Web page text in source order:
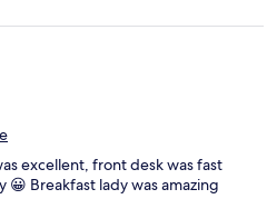
excellent, front desk was fast
Breakfast lady was amazing